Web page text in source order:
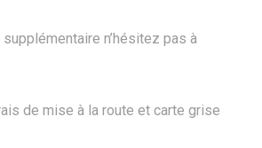
n’hésitez pas à
de mise à la route et carte grise